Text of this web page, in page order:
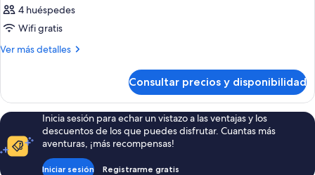
4 huéspedes
Wifi gratis
Ver más detalles
Más
Consultar precios y disponibilidad
Inicia sesión para echar un vistazo a las ventajas y los
descuentos de los que puedes disfrutar. Cuantas más
aventuras, ¡más recompensas!
Iniciar sesión Registrarme gratis